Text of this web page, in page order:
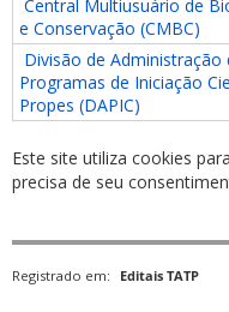
Central Multiusuário de
e Conservação (CMBC)
Divisão de Administração
Programas de Iniciação
Propes (DAPIC)
Este site utiliza cookies
precisa de seu
Registrado em: Editais TATP